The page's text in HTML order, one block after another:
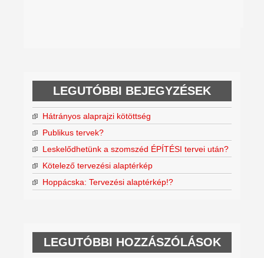
LEGUTÓBBI BEJEGYZÉSEK
Hátrányos alaprajzi kötöttség
Publikus tervek?
Leskelődhetünk a szomszéd ÉPÍTÉSI tervei után?
Kötelező tervezési alaptérkép
Hoppácska: Tervezési alaptérkép!?
LEGUTÓBBI HOZZÁSZÓLÁSOK